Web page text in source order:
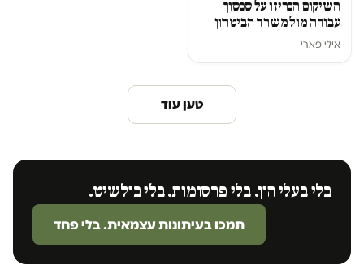
השיקום הכריזו על סכסוך
עבודה מול משרד הביטחון
אילי פארי
טען עוד
בלי בעלי הון. בלי פרסומות. בלי בולשיט.
תמכו בעיתונות עצמאית. בלי פחד